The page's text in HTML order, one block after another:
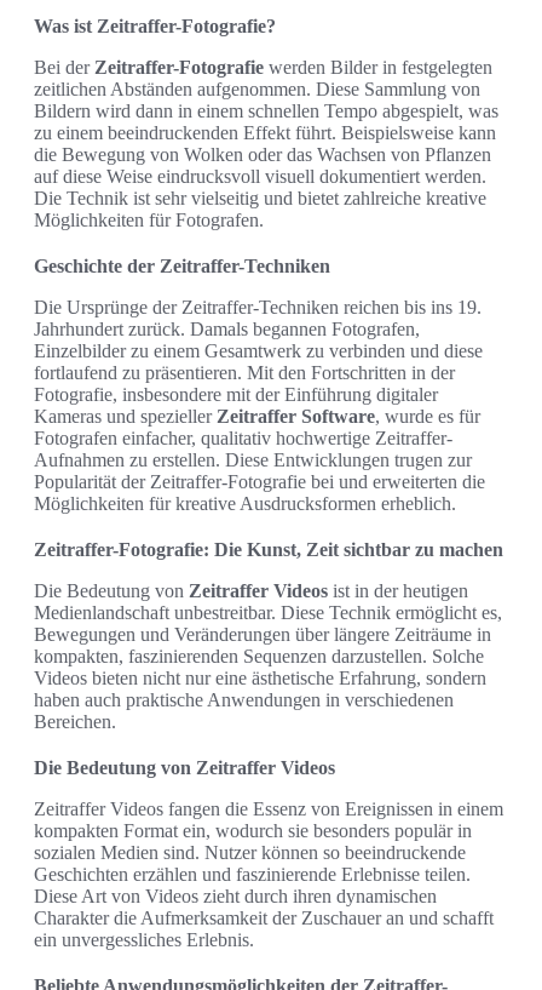
Was ist Zeitraffer-Fotografie?
Bei der Zeitraffer-Fotografie werden Bilder in festgelegten
zeitlichen Abständen aufgenommen. Diese Sammlung von
Bildern wird dann in einem schnellen Tempo abgespielt, was
zu einem beeindruckenden Effekt führt. Beispielsweise kann
die Bewegung von Wolken oder das Wachsen von Pflanzen
auf diese Weise eindrucksvoll visuell dokumentiert werden.
Die Technik ist sehr vielseitig und bietet zahlreiche kreative
Möglichkeiten für Fotografen.
Geschichte der Zeitraffer-Techniken
Die Ursprünge der Zeitraffer-Techniken reichen bis ins 19.
Jahrhundert zurück. Damals begannen Fotografen,
Einzelbilder zu einem Gesamtwerk zu verbinden und diese
fortlaufend zu präsentieren. Mit den Fortschritten in der
Fotografie, insbesondere mit der Einführung digitaler
Kameras und spezieller Zeitraffer Software, wurde es für
Fotografen einfacher, qualitativ hochwertige Zeitraffer-
Aufnahmen zu erstellen. Diese Entwicklungen trugen zur
Popularität der Zeitraffer-Fotografie bei und erweiterten die
Möglichkeiten für kreative Ausdrucksformen erheblich.
Zeitraffer-Fotografie: Die Kunst, Zeit sichtbar zu machen
Die Bedeutung von Zeitraffer Videos ist in der heutigen
Medienlandschaft unbestreitbar. Diese Technik ermöglicht es,
Bewegungen und Veränderungen über längere Zeiträume in
kompakten, faszinierenden Sequenzen darzustellen. Solche
Videos bieten nicht nur eine ästhetische Erfahrung, sondern
haben auch praktische Anwendungen in verschiedenen
Bereichen.
Die Bedeutung von Zeitraffer Videos
Zeitraffer Videos fangen die Essenz von Ereignissen in einem
kompakten Format ein, wodurch sie besonders populär in
sozialen Medien sind. Nutzer können so beeindruckende
Geschichten erzählen und faszinierende Erlebnisse teilen.
Diese Art von Videos zieht durch ihren dynamischen
Charakter die Aufmerksamkeit der Zuschauer an und schafft
ein unvergessliches Erlebnis.